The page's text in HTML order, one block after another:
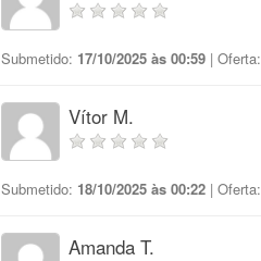
Submetido: 17/10/2025 às 00:59 | Oferta:
Vítor M.
Submetido: 18/10/2025 às 00:22 | Oferta:
Amanda T.